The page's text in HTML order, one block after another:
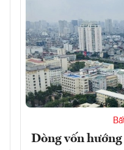
Dòng vốn